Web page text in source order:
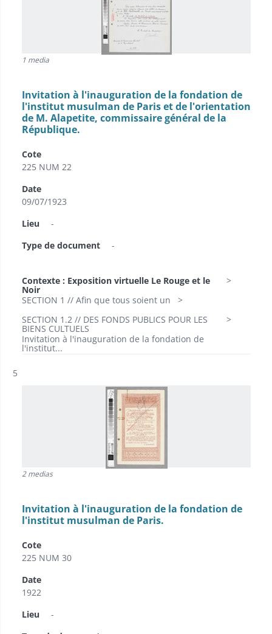
1 media
Invitation à l'inauguration de la fondation de
l'institut musulman de Paris et de l'orientation
de M. Alapetite, commissaire général de la
République.
Cote
225 NUM 22
Date
09/07/1923
Lieu
-
Type de document
-
Contexte : Exposition virtuelle Le Rouge et le
Noir
SECTION 1 // Afin que tous soient un
SECTION 1.2 // DES FONDS PUBLICS POUR LES
BIENS CULTUELS
Invitation à l'inauguration de la fondation de
l'institut...
Résultat n°
5
2 medias
Invitation à l'inauguration de la fondation de
l'institut musulman de Paris.
Cote
225 NUM 30
Date
1922
Lieu
-